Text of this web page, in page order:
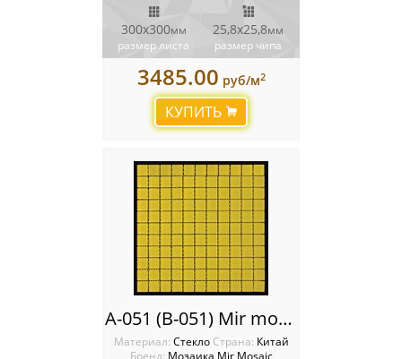
300x300мм
размер листа
25,8х25,8мм
размер чипа
3485.00 руб/м2
КУПИТЬ
A-051 (B-051) Mir mosaic
Материал: Стекло Cтрана: Китай
Бренд: Мозаика Mir Mosaic